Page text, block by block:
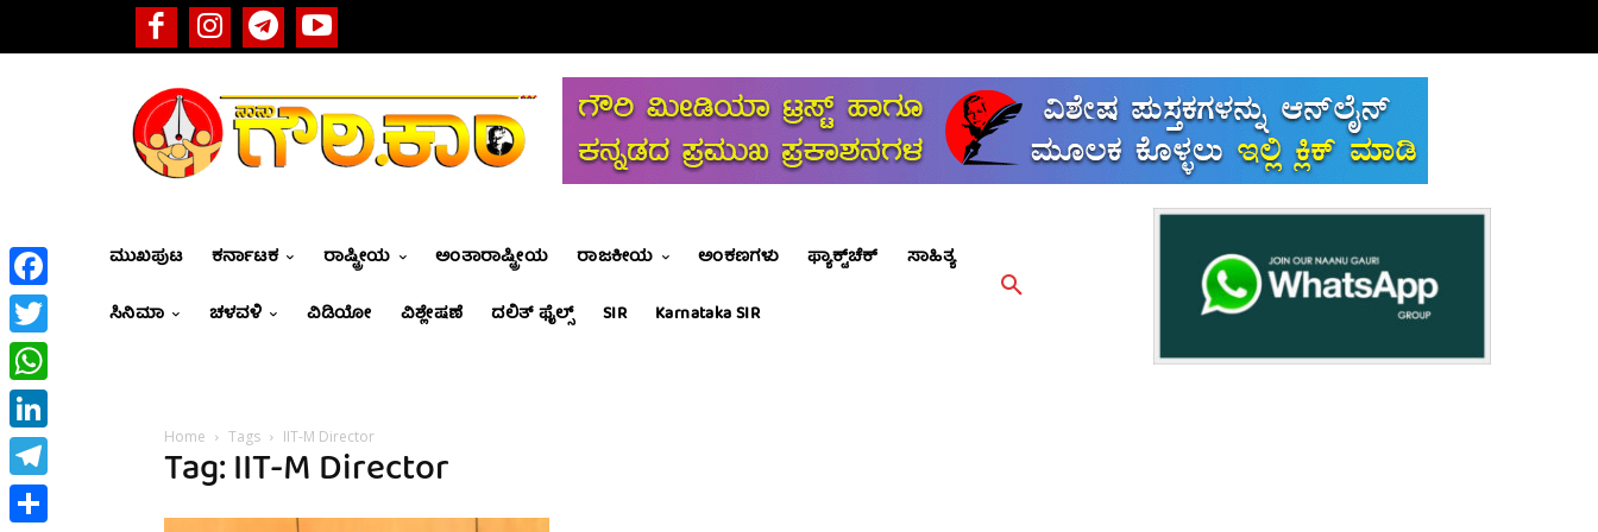
ಮುಖಪುಟ ಕರ್ನಾಟಕ ರಾಷ್ಟ್ರೀಯ ಅಂತಾರಾಷ್ಟ್ರೀಯ ರಾಜಕೀಯ ಅಂಕಣಗಳು ಫ್ಯಾಕ್ಟ್‌ಚೆಕ್
ಸಾಹಿತ್ಯ
ಸಿನಿಮಾ
ಚಳವಳಿ ವಿಡಿಯೋ ವಿಶ್ಲೇಷಣೆ ದಲಿತ್ ಫೈಲ್ಸ್ SIR Karnataka SIR
Home Tags IIT-M Director
Tag: IIT-M Director
Facebook
Twitter
WhatsApp
LinkedIn
Telegram